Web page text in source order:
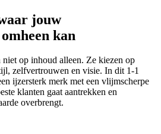
jouw
kan
op inhoud alleen. Ze kiezen op
zelfvertrouwen en visie. In dit 1-1
ijzersterk merk met een vlijmscherpe
klanten gaat aantrekken en
overbrengt.